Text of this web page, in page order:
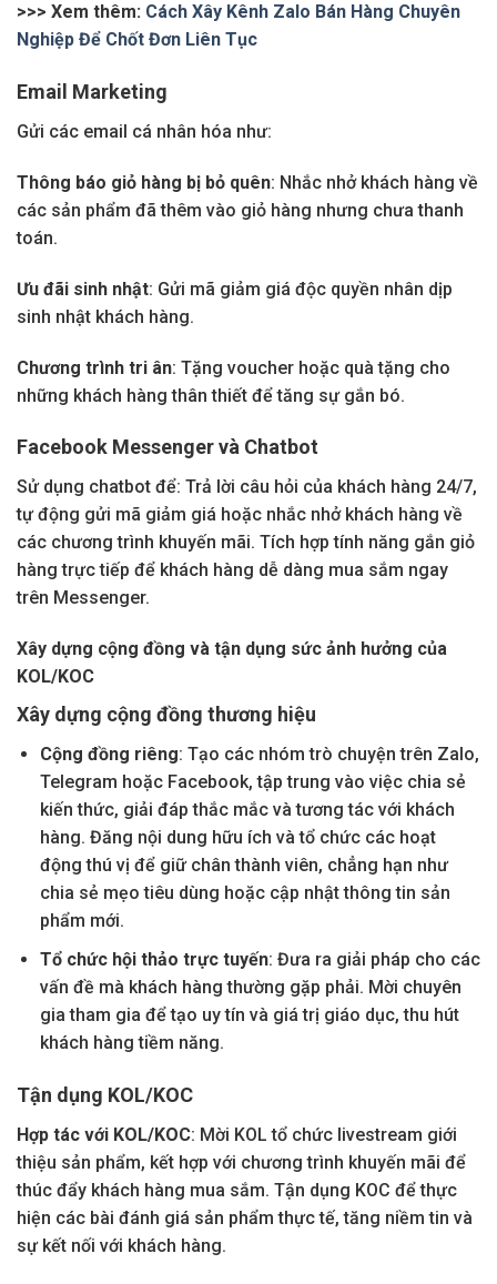
>>> Xem thêm: Cách Xây Kênh Zalo Bán Hàng Chuyên
Nghiệp Để Chốt Đơn Liên Tục
Email Marketing
Gửi các email cá nhân hóa như:
Thông báo giỏ hàng bị bỏ quên: Nhắc nhở khách hàng về
các sản phẩm đã thêm vào giỏ hàng nhưng chưa thanh
toán.
Ưu đãi sinh nhật: Gửi mã giảm giá độc quyền nhân dịp
sinh nhật khách hàng.
Chương trình tri ân: Tặng voucher hoặc quà tặng cho
những khách hàng thân thiết để tăng sự gắn bó.
Facebook Messenger và Chatbot
Sử dụng chatbot để: Trả lời câu hỏi của khách hàng 24/7,
tự động gửi mã giảm giá hoặc nhắc nhở khách hàng về
các chương trình khuyến mãi. Tích hợp tính năng gắn giỏ
hàng trực tiếp để khách hàng dễ dàng mua sắm ngay
trên Messenger.
Xây dựng cộng đồng và tận dụng sức ảnh hưởng của
KOL/KOC
Xây dựng cộng đồng thương hiệu
Cộng đồng riêng: Tạo các nhóm trò chuyện trên Zalo,
Telegram hoặc Facebook, tập trung vào việc chia sẻ
kiến thức, giải đáp thắc mắc và tương tác với khách
hàng. Đăng nội dung hữu ích và tổ chức các hoạt
động thú vị để giữ chân thành viên, chẳng hạn như
chia sẻ mẹo tiêu dùng hoặc cập nhật thông tin sản
phẩm mới.
Tổ chức hội thảo trực tuyến: Đưa ra giải pháp cho các
vấn đề mà khách hàng thường gặp phải. Mời chuyên
gia tham gia để tạo uy tín và giá trị giáo dục, thu hút
khách hàng tiềm năng.
Tận dụng KOL/KOC
Hợp tác với KOL/KOC: Mời KOL tổ chức livestream giới
thiệu sản phẩm, kết hợp với chương trình khuyến mãi để
thúc đẩy khách hàng mua sắm. Tận dụng KOC để thực
hiện các bài đánh giá sản phẩm thực tế, tăng niềm tin và
sự kết nối với khách hàng.